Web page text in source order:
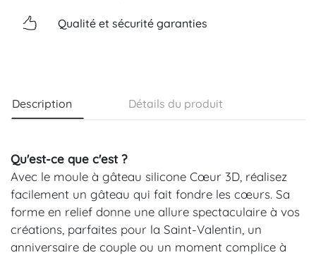
Qualité et sécurité garanties
Description Détails du produit
Qu'est-ce que c'est ?
Avec le moule à gâteau silicone Cœur 3D, réalisez
facilement un gâteau qui fait fondre les cœurs. Sa
forme en relief donne une allure spectaculaire à vos
créations, parfaites pour la Saint-Valentin, un
anniversaire de couple ou un moment complice à